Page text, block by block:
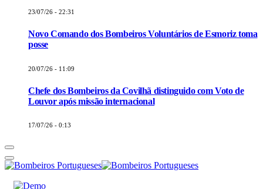
23/07/26 - 22:31
Novo Comando dos Bombeiros Voluntários de Esmoriz toma
posse
20/07/26 - 11:09
Chefe dos Bombeiros da Covilhã distinguido com Voto de
Louvor após missão internacional
17/07/26 - 0:13